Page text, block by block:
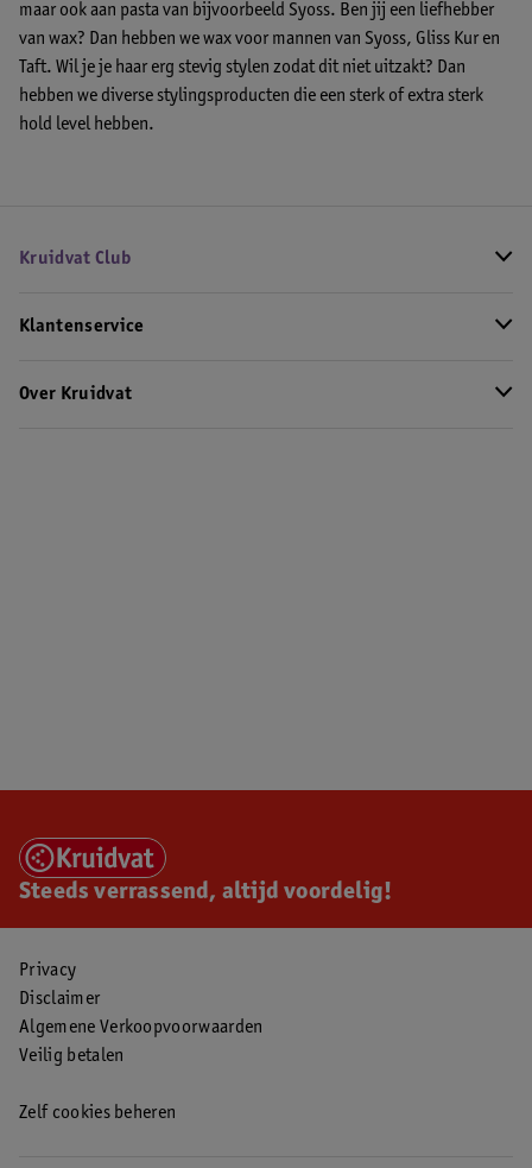
maar ook aan pasta van bijvoorbeeld Syoss. Ben jij een liefhebber
van wax? Dan hebben we wax voor mannen van Syoss, Gliss Kur en
Taft. Wil je je haar erg stevig stylen zodat dit niet uitzakt? Dan
hebben we diverse stylingsproducten die een sterk of extra sterk
hold level hebben.
Kruidvat Club
Klantenservice
Over Kruidvat
Steeds verrassend, altijd voordelig!
Privacy
Disclaimer
Algemene Verkoopvoorwaarden
Veilig betalen
Zelf cookies beheren